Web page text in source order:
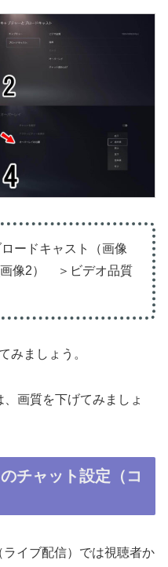
ードキャスト（画像
像2） ＞ビデオ品質
みましょう。
画質を下げてみましょ
チャット設定（コ
イブ配信）では視聴者か